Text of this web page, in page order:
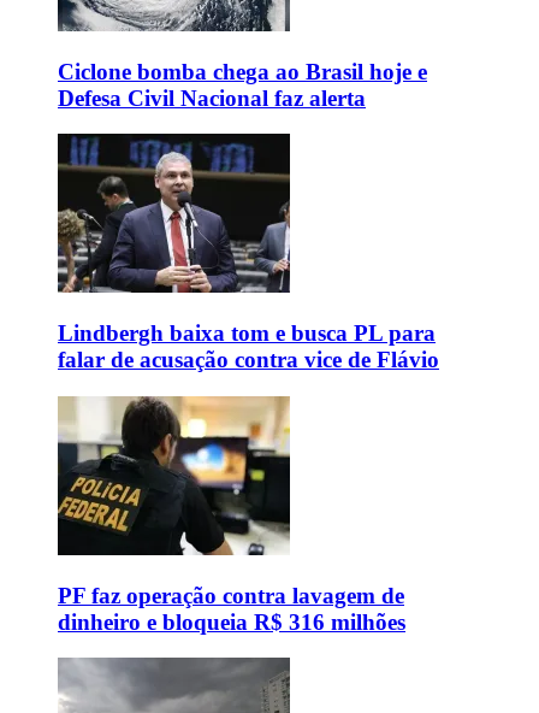
Ciclone bomba chega ao Brasil hoje e
Defesa Civil Nacional faz alerta
Lindbergh baixa tom e busca PL para
falar de acusação contra vice de Flávio
PF faz operação contra lavagem de
dinheiro e bloqueia R$ 316 milhões